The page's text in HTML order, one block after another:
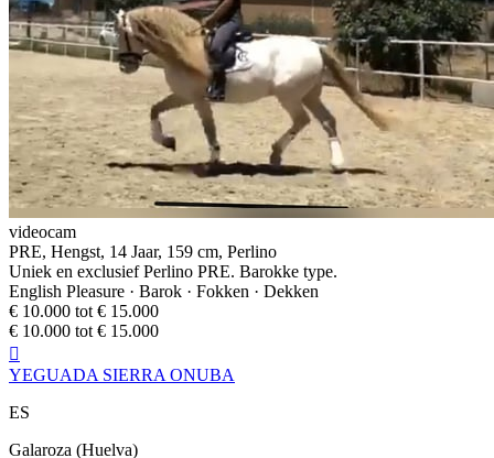
videocam
PRE, Hengst, 14 Jaar, 159 cm, Perlino
Uniek en exclusief Perlino PRE. Barokke type.
English Pleasure · Barok · Fokken · Dekken
€ 10.000 tot € 15.000
€ 10.000 tot € 15.000

YEGUADA SIERRA ONUBA
ES
Galaroza (Huelva)